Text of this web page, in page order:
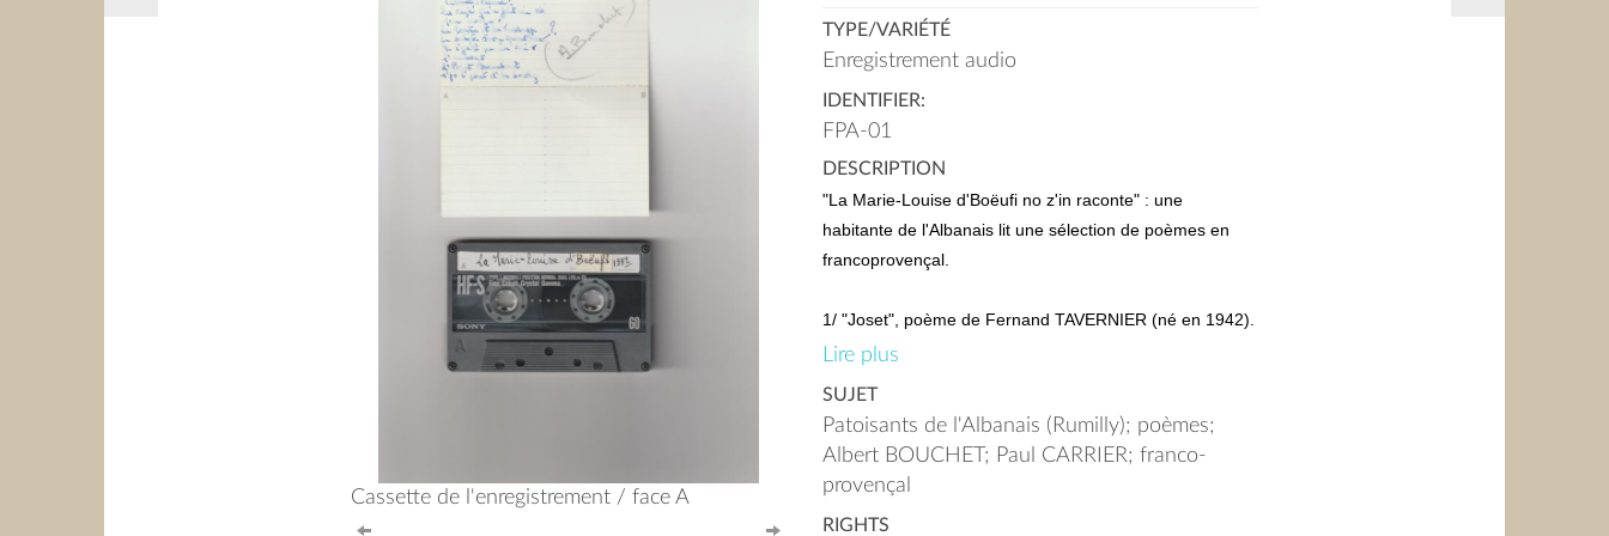
Cassette de l'enregistrement / face A
TYPE/VARIÉTÉ
Enregistrement audio
IDENTIFIER:
FPA-01
DESCRIPTION
"La Marie-Louise d'Boëufi no z'in raconte" : une
habitante de l'Albanais lit une sélection de poèmes en
francoprovençal.
1/ "Joset", poème de Fernand TAVERNIER (né en 1942).
2/ "Mon pèri", poème de Just SONGEON (1880-1940).
5/ "Alma alma".
6/ "La vaçhe qu'a fé 5 viô".
7/ "Mon croêzu", poème d'Aimé MARCOZ D'ECLE
Lire plus
SUJET
Patoisants de l'Albanais (Rumilly); poèmes;
Albert BOUCHET; Paul CARRIER; franco-
provençal
RIGHTS